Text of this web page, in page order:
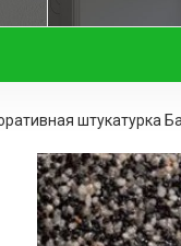
штукатурка